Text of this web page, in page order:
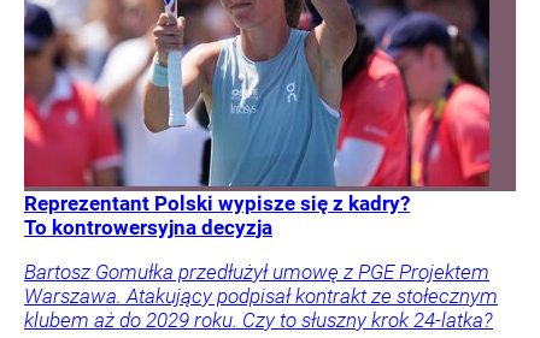
Reprezentant Polski wypisze się z kadry?
To kontrowersyjna decyzja
Bartosz Gomułka przedłużył umowę z PGE Projektem
Warszawa. Atakujący podpisał kontrakt ze stołecznym
klubem aż do 2029 roku. Czy to słuszny krok 24-latka?